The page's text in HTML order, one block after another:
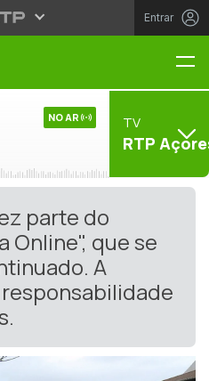
Entrar
NO AR TV
RTP
parte do
Online", que se
A